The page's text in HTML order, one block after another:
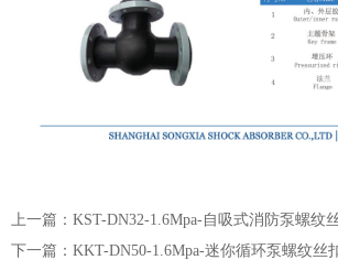
上一篇：KST-DN32-1.6Mpa-自吸式消防泵螺纹
下一篇：KKT-DN50-1.6Mpa-迷你循环泵螺纹丝